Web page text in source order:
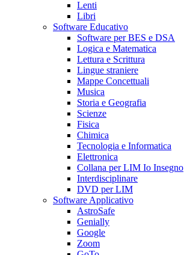
Lenti
Libri
Software Educativo
Software per BES e DSA
Logica e Matematica
Lettura e Scrittura
Lingue straniere
Mappe Concettuali
Musica
Storia e Geografia
Scienze
Fisica
Chimica
Tecnologia e Informatica
Elettronica
Collana per LIM Io Insegno
Interdisciplinare
DVD per LIM
Software Applicativo
AstroSafe
Genially
Google
Zoom